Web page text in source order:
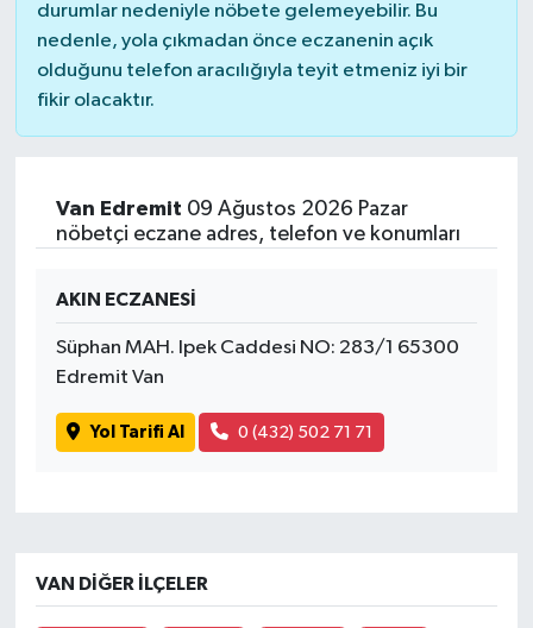
durumlar nedeniyle nöbete gelemeyebilir. Bu
nedenle, yola çıkmadan önce eczanenin açık
olduğunu telefon aracılığıyla teyit etmeniz iyi bir
fikir olacaktır.
Van Edremit 09 Ağustos 2026 Pazar
nöbetçi eczane adres, telefon ve konumları
AKIN ECZANESİ
Süphan MAH. Ipek Caddesi NO: 283/1 65300
Edremit Van
Yol Tarifi Al 0 (432) 502 71 71
VAN DIĞER İLÇELER